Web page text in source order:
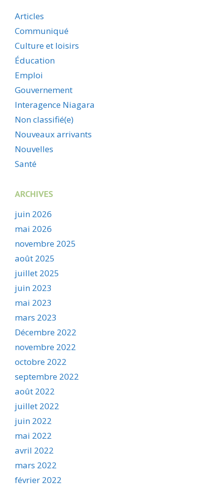
Articles
Communiqué
Culture et loisirs
Éducation
Emploi
Gouvernement
Interagence Niagara
Non classifié(e)
Nouveaux arrivants
Nouvelles
Santé
ARCHIVES
juin 2026
mai 2026
novembre 2025
août 2025
juillet 2025
juin 2023
mai 2023
mars 2023
Décembre 2022
novembre 2022
octobre 2022
septembre 2022
août 2022
juillet 2022
juin 2022
mai 2022
avril 2022
mars 2022
février 2022